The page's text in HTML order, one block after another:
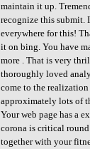
maintain it up.
recognize this submit.
everywhere for this!
it on bing. You have
more . That is very
thoroughly loved
come to the
approximately lots of
Your web page has a
corona is critical
together with your